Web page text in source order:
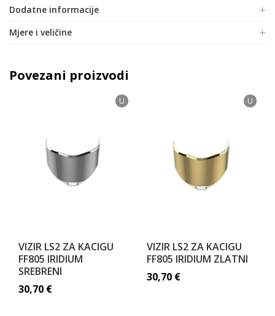
Dodatne informacije
Mjere i veličine
Povezani proizvodi
U
VIZIR LS2 ZA KACIGU
FF805 IRIDIUM
SREBRENI
30,70 €
U
VIZIR LS2 ZA KACIGU
FF805 IRIDIUM ZLATNI
30,70 €